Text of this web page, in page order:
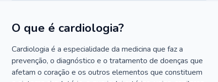
O que é cardiologia?
Cardiologia é a especialidade da medicina que faz a
prevenção, o diagnóstico e o tratamento de doenças que
afetam o coração e os outros elementos que constituem